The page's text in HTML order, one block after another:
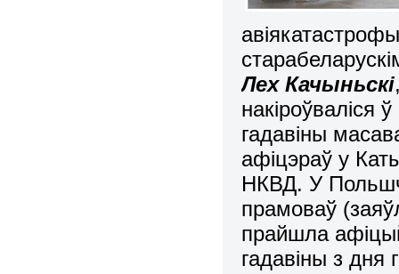
Лех Качыньскі
гадавіны
афіцэраў у
НКВД. У
прамоваў
прайшла
гадавіны з дня